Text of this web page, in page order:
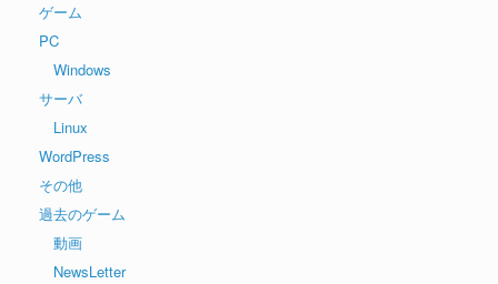
ゲーム
PC
Windows
サーバ
Linux
WordPress
その他
過去のゲーム
動画
NewsLetter